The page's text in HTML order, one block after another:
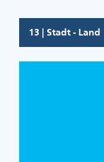
13 | Stadt - Land